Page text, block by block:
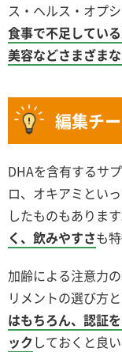
ス・ヘルス・オプ
食事で不足してい
美容などさまざま
編集チ
DHAを含有するサ
ロ、オキアミとい
したものもあります
く、飲みやすさも
加齢による注意力
リメントの選び方と
はもちろん、認証
ックしておくと良